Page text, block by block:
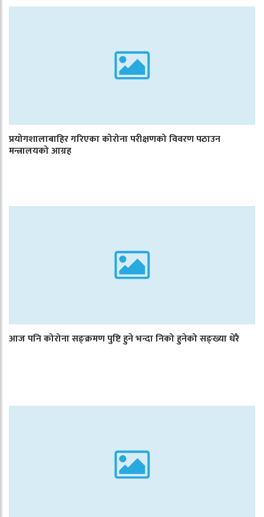
प्रयोगशालाबाहिर गरिएका कोरोना परीक्षणको विवरण पठाउन
मन्त्रालयको आग्रह
आज पनि कोरोना सङ्क्रमण पुष्टि हुने भन्दा निको हुनेको सङ्ख्या धेरै